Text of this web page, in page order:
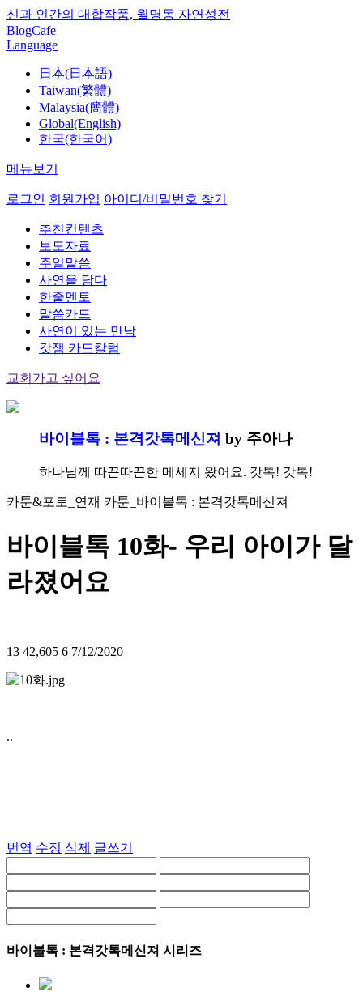
신과 인간의 대합작품, 월명동 자연성전
BlogCafe
Language
日本(日本語)
Taiwan(繁體)
Malaysia(簡體)
Global(English)
한국(한국어)
메뉴보기
로그인 회원가입 아이디/비밀번호 찾기
추천컨텐츠
보도자료
주일말씀
사연을 담다
한줄멘토
말씀카드
사연이 있는 만남
갓잼 카드칼럼
교회가고 싶어요
바이블톡 : 본격갓톡메신져 by 주아나
하나님께 따끈따끈한 메세지 왔어요. 갓톡! 갓톡!
카툰&포토_연재 카툰_바이블톡 : 본격갓톡메신져
바이블톡 10화- 우리 아이가 달
라졌어요
13 42,605 6 7/12/2020
..
번역 수정 삭제 글쓰기
바이블톡 : 본격갓톡메신져 시리즈